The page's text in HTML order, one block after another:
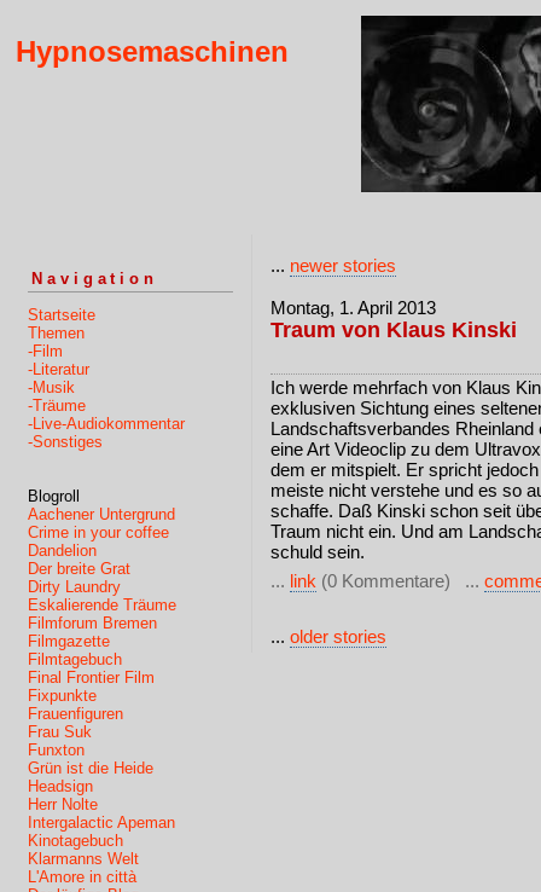
Hypnosemaschinen
Navigation
Startseite
Themen
-Film
-Literatur
-Musik
-Träume
-Live-Audiokommentar
-Sonstiges
Blogroll
Aachener Untergrund
Crime in your coffee
Dandelion
Der breite Grat
Dirty Laundry
Eskalierende Träume
Filmforum Bremen
Filmgazette
Filmtagebuch
Final Frontier Film
Fixpunkte
Frauenfiguren
Frau Suk
Funxton
Grün ist die Heide
Headsign
Herr Nolte
Intergalactic Apeman
Kinotagebuch
Klarmanns Welt
L'Amore in città
... newer stories
Montag, 1. April 2013
Traum von Klaus Kinski
Ich werde mehrfach von Klaus
exklusiven Sichtung eines
Landschaftsverbandes
eine Art Videoclip zu dem
dem er mitspielt. Er spricht
meiste nicht verstehe und es so
schaffe. Daß Kinski schon seit
Traum nicht ein. Und am
schuld sein.
... link (0 Kommentare) ...
... older stories